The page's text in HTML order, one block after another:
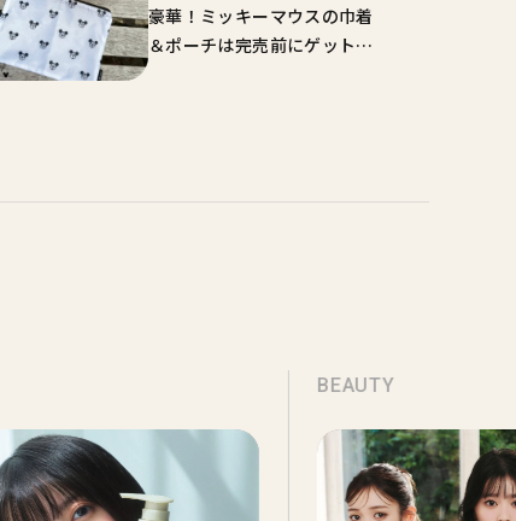
豪華！ミッキーマウスの巾着
＆ポーチは完売前にゲットし
BEAUTY